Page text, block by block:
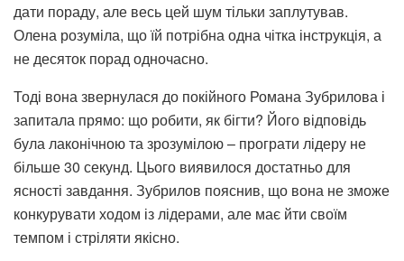
дати пораду, але весь цей шум тільки заплутував.
Олена розуміла, що їй потрібна одна чітка інструкція, а
не десяток порад одночасно.
Тоді вона звернулася до покійного Романа Зубрилова і
запитала прямо: що робити, як бігти? Його відповідь
була лаконічною та зрозумілою – програти лідеру не
більше 30 секунд. Цього виявилося достатньо для
ясності завдання. Зубрилов пояснив, що вона не зможе
конкурувати ходом із лідерами, але має йти своїм
темпом і стріляти якісно.